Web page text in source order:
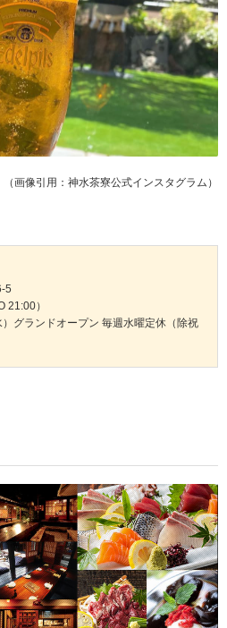
（画像引用：神水茶寮公式インスタグラム）
5
21:00）
グランドオープン 毎週水曜定休（除祝